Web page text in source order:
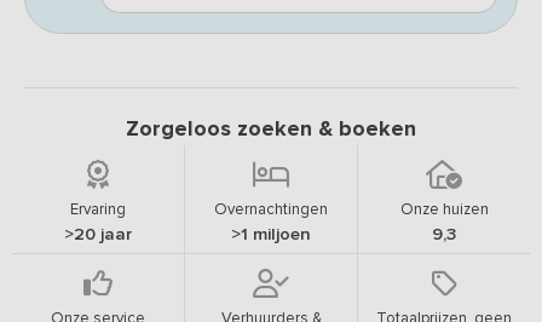
Zorgeloos zoeken & boeken
Ervaring
>20 jaar
Overnachtingen
>1 miljoen
Onze huizen
9,3